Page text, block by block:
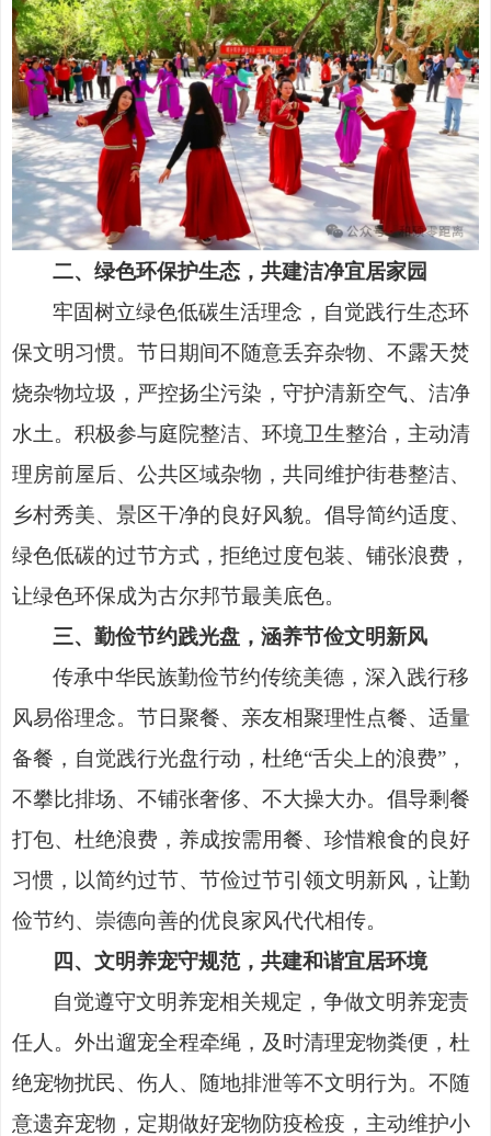
二、绿色环保护生态，共建洁净宜居家园
牢固树立绿色低碳生活理念，自觉践行生态环
保文明习惯。节日期间不随意丢弃杂物、不露天焚
烧杂物垃圾，严控扬尘污染，守护清新空气、洁净
水土。积极参与庭院整洁、环境卫生整治，主动清
理房前屋后、公共区域杂物，共同维护街巷整洁、
乡村秀美、景区干净的良好风貌。倡导简约适度、
绿色低碳的过节方式，拒绝过度包装、铺张浪费，
让绿色环保成为古尔邦节最美底色。
三、勤俭节约践光盘，涵养节俭文明新风
传承中华民族勤俭节约传统美德，深入践行移
风易俗理念。节日聚餐、亲友相聚理性点餐、适量
备餐，自觉践行光盘行动，杜绝“舌尖上的浪费”，
不攀比排场、不铺张奢侈、不大操大办。倡导剩餐
打包、杜绝浪费，养成按需用餐、珍惜粮食的良好
习惯，以简约过节、节俭过节引领文明新风，让勤
俭节约、崇德向善的优良家风代代相传。
四、文明养宠守规范，共建和谐宜居环境
自觉遵守文明养宠相关规定，争做文明养宠责
任人。外出遛宠全程牵绳，及时清理宠物粪便，杜
绝宠物扰民、伤人、随地排泄等不文明行为。不随
意遗弃宠物，定期做好宠物防疫检疫，主动维护小